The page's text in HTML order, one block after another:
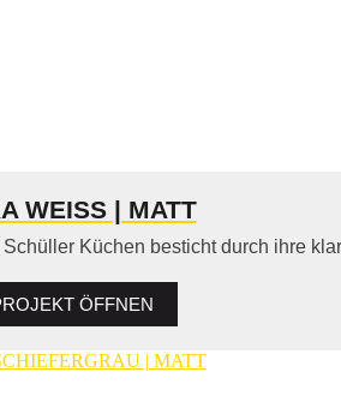
WEISS | MATT
Küchen besticht durch ihre
ÖFFNEN